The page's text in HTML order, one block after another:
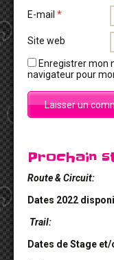
E-mail *
Site web
Enregistrer mon
navigateur pour
Prochain
Route & Circuit:
Dates 2022
Trail:
Dates de Stage